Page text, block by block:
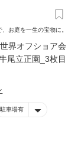
お庭を一生の宝物に。
駐車場有